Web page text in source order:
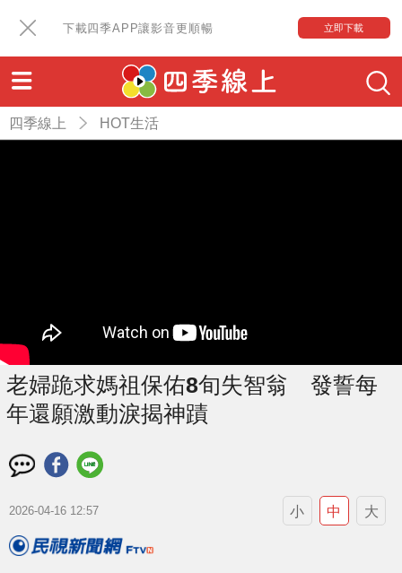
下載四季APP讓影音更順暢 立即下載
四季線上 HOT生活
老婦跪求媽祖保佑8旬失智翁 發誓每
年還願激動淚揭神蹟
2026-04-16 12:57 小 中 大